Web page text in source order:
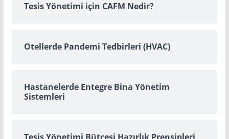
Tesis Yönetimi için CAFM Nedir?
Otellerde Pandemi Tedbirleri (HVAC)
Hastanelerde Entegre Bina Yönetim
Sistemleri